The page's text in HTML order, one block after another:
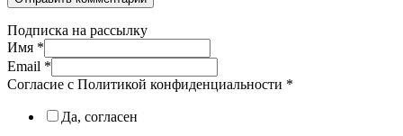
Подписка на рассылку
Имя *
Email *
Согласие с Политикой конфиденциальности *
Да, согласен